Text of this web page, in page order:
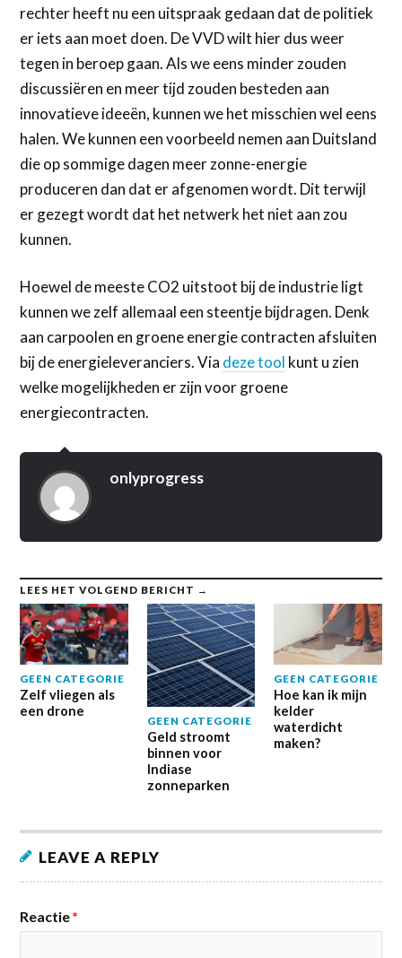
rechter heeft nu een uitspraak gedaan dat de politiek
er iets aan moet doen. De VVD wilt hier dus weer
tegen in beroep gaan. Als we eens minder zouden
discussiëren en meer tijd zouden besteden aan
innovatieve ideeën, kunnen we het misschien wel eens
halen. We kunnen een voorbeeld nemen aan Duitsland
die op sommige dagen meer zonne-energie
produceren dan dat er afgenomen wordt. Dit terwijl
er gezegt wordt dat het netwerk het niet aan zou
kunnen.
Hoewel de meeste CO2 uitstoot bij de industrie ligt
kunnen we zelf allemaal een steentje bijdragen. Denk
aan carpoolen en groene energie contracten afsluiten
bij de energieleveranciers. Via deze tool kunt u zien
welke mogelijkheden er zijn voor groene
energiecontracten.
onlyprogress
LEES HET VOLGEND BERICHT →
GEEN CATEGORIE
Zelf vliegen als
een drone
GEEN CATEGORIE
Geld stroomt
binnen voor
Indiase
zonneparken
GEEN CATEGORIE
Hoe kan ik mijn
kelder
waterdicht
maken?
LEAVE A REPLY
Reactie*